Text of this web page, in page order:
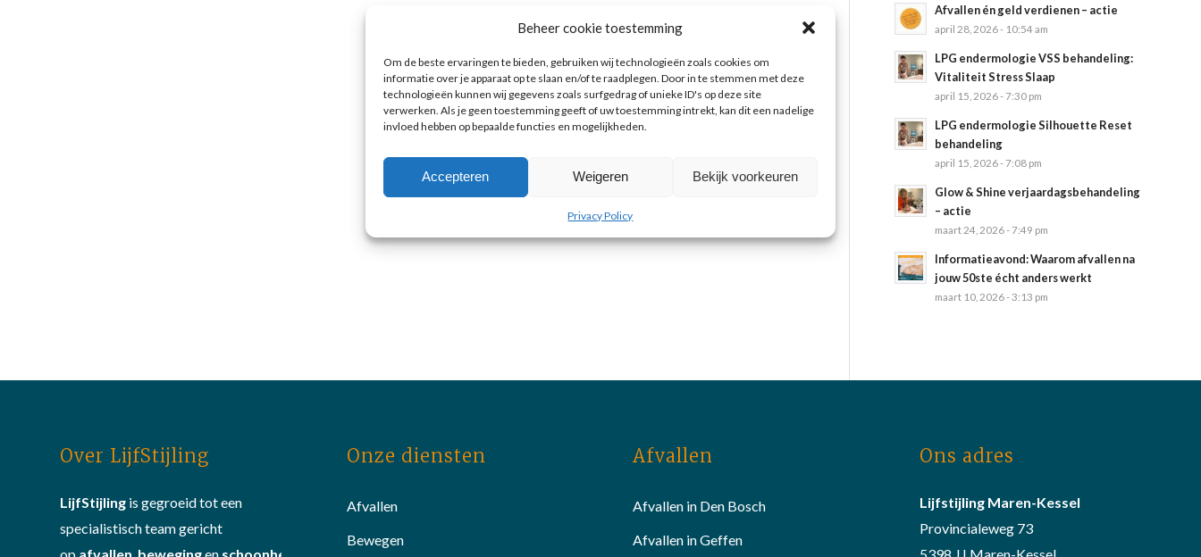
Beheer cookie toestemming
Om de beste ervaringen te bieden, gebruiken wij technologieën zoals cookies om
informatie over je apparaat op te slaan en/of te raadplegen. Door in te stemmen met deze
technologieën kunnen wij gegevens zoals surfgedrag of unieke ID's op deze site
verwerken. Als je geen toestemming geeft of uw toestemming intrekt, kan dit een nadelige
invloed hebben op bepaalde functies en mogelijkheden.
Accepteren Weigeren Bekijk voorkeuren
Privacy Policy
Afvallen én geld verdienen – actie
april 28, 2026 - 10:54 am
LPG endermologie VSS behandeling:
Vitaliteit Stress Slaap
april 15, 2026 - 7:30 pm
LPG endermologie Silhouette Reset
behandeling
april 15, 2026 - 7:08 pm
Glow & Shine verjaardagsbehandeling
– actie
maart 24, 2026 - 7:49 pm
Informatieavond: Waarom afvallen na
jouw 50ste écht anders werkt
maart 10, 2026 - 3:13 pm
Over LijfStijling
LijfStijling is gegroeid tot een
specialistisch team gericht
Onze diensten
Afvallen
Bewegen
Afvallen
Afvallen in Den Bosch
Afvallen in Geffen
Ons adres
Lijfstijling Maren-Kessel
Provincialeweg 73